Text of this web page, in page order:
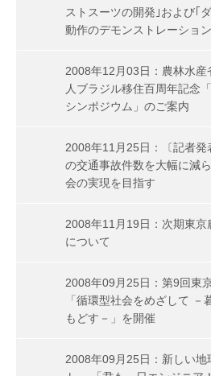
ストスーツの開発｣および｢
動作のデモンストレーション
2008年12月03日：農林水
人ブラジル移住百周年記念
シンポジウム」のご案内
2008年11月25日：〔記者
の交通事故件数を大幅に減
会の実現を目指す
2008年11月19日：次期東
について
2008年09月25日：第9回東
「循環型社会をめざして －
もどす－」を開催
2008年09月25日：新しい地